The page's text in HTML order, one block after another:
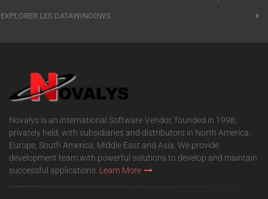
EXPLORER LES DATAWINDOWS
Novalys is an international Software Vendor, founded in 1998,
privately held, with subsidiaries and distributors in North America,
Europe, South America, Middle East and Asia. We provide
development team with powerful solutions to develop and maintain
successful applications. Learn More